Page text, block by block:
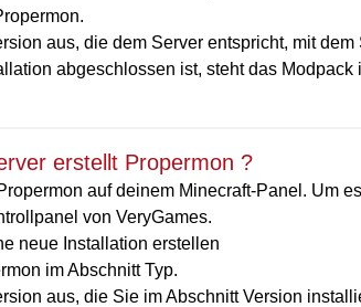
aus, die dem Server entspricht, mit
abgeschlossen ist, steht das
erstellt Propermon ?
auf deinem Minecraft-Panel. Um
von VeryGames.
neue Installation erstellen
im Abschnitt Typ.
aus, die Sie im Abschnitt Version